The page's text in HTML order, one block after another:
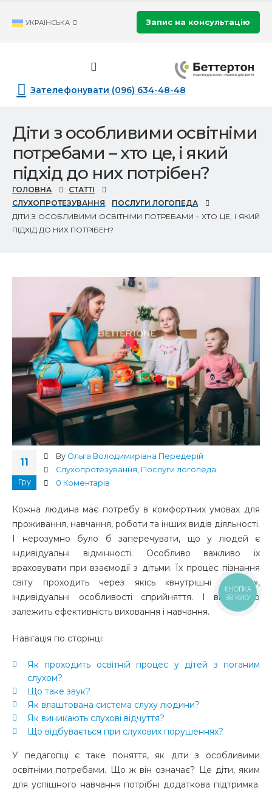
УКРАЇНСЬКА Запис на консультацію
Зателефонувати (096) 634-48-48
Діти з особливими освітніми
потребами – хто це, і який
підхід до них потрібен?
ГОЛОВНА
СТАТТІ
CЛУХОПРОТЕЗУВАННЯ,
ПОСЛУГИ ЛОГОПЕДА
ДІТИ З ОСОБЛИВИМИ ОСВІТНІМИ ПОТРЕБАМИ – ХТО ЦЕ, І ЯКИЙ
ПІДХІД ДО НИХ ПОТРІБЕН?
11
Гру
By Ольга Володимирівна Передерій
Cлухопротезування, Послуги логопеда
0 Коментарів
Кожна людина має потребу в комфортних умовах для
проживання, навчання, роботи та інших видів діяльності.
І нерозумно було б заперечувати, що у людей є
індивідуальні відмінності. Особливо важливо їх
враховувати при взаємодії з дітьми. Їх процес пізнання
світу проходить через якісь «внутрішні призми»,
індивідуальні особливості сприйняття. І від цього
залежить ефективність виховання і навчання.
Навігація по сторінці:
Як проходить освітній процес у дітей з поганим
слухом?
Що таке звук?
Як влаштована система слуху людини?
Як виникають слухові відчуття?
Що відбувається при слухових порушеннях?
У педагогіці є таке поняття, як діти з особливими
освітніми потребами. Що ж він означає? Це діти, яким
для успішного навчання потрібні додаткова підтримка.
КНОПКА
ЗВ'ЯЗКУ